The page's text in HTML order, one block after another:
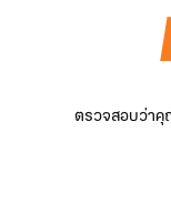
ตรวจสอบว่าคุ